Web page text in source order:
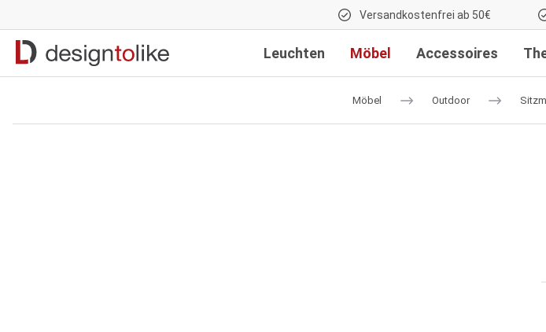
Versandkostenfrei ab 50€
Leuchten Möbel Accessoires
Möbel Outdoor